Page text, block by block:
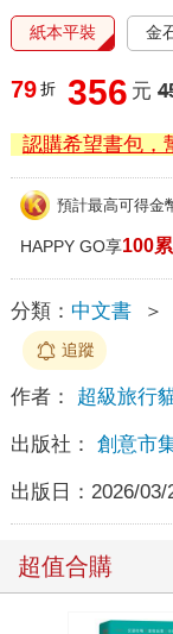
紙本平裝 金
79 折 356 元
認購希望書包，
預計最高可得金
HAPPY GO享100
分類： 中文書 ＞
追蹤
作者： 超級旅行
出版社： 創意市
出版日： 2026/03/
超值合購